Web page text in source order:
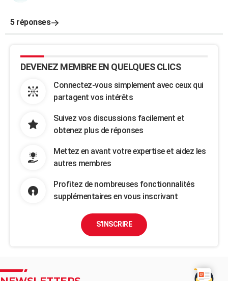
5 réponses
DEVENEZ MEMBRE EN QUELQUES CLICS
Connectez-vous simplement avec ceux qui
partagent vos intérêts
Suivez vos discussions facilement et
obtenez plus de réponses
Mettez en avant votre expertise et aidez les
autres membres
Profitez de nombreuses fonctionnalités
supplémentaires en vous inscrivant
S'INSCRIRE